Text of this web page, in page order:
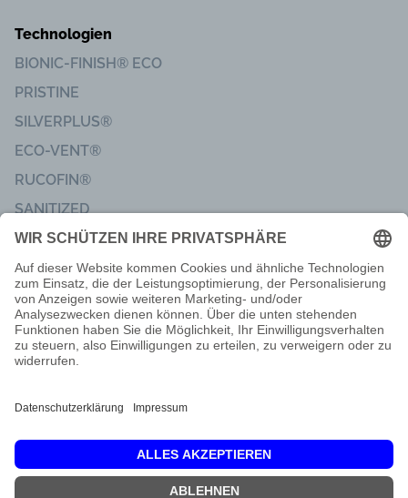
Gemeinsam Verantwortung übernehmen
Technologien
BIONIC-FINISH® ECO
PRISTINE
SILVERPLUS®
ECO-VENT®
RUCOFIN®
SANITIZED
Impressum
Code of Conduct
Lieferbedingungen
Nachbarschaftsinformationen